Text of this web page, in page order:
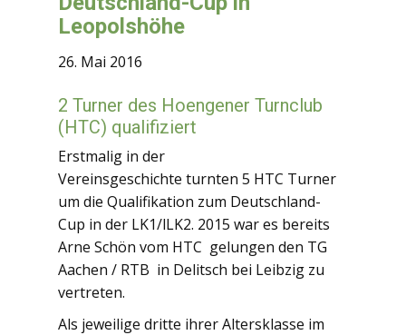
Leopolshöhe
26. Mai 2016
2 Turner des Hoengener Turnclub
(HTC) qualifiziert
Erstmalig in der
Vereinsgeschichte turnten 5 HTC Turner
um die Qualifikation zum Deutschland-
Cup in der LK1/lLK2. 2015 war es bereits
Arne Schön vom HTC gelungen den TG
Aachen / RTB in Delitsch bei Leibzig zu
vertreten.
Als jeweilige dritte ihrer Altersklasse im